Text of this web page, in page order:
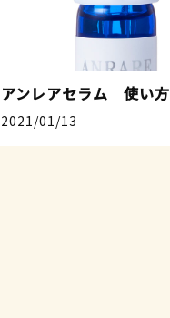
アンレアセラム 使い方
2021/01/13